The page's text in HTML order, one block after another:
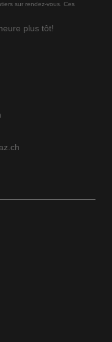
sur rendez-vous. Ces
plus tôt!